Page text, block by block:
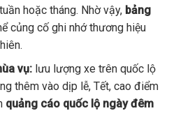
hoặc tháng. Nhờ vậy, bảng
củng cố ghi nhớ thương hiệu
vụ:lưu lượng xe trên quốc lộ
thêm vào dịp lễ, Tết, cao điểm
quảng cáo quốc lộ ngày đêm